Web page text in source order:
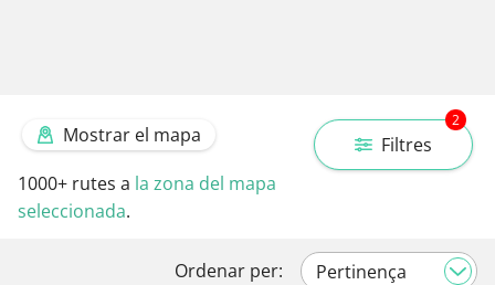
Filtres
2
Mostrar el mapa
1000+ rutes a la zona del mapa
seleccionada.
Ordenar per: